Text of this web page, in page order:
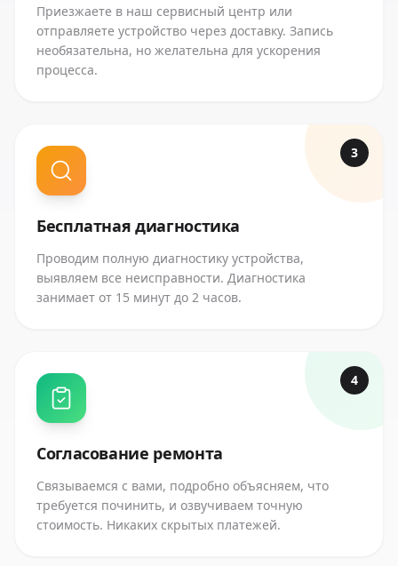
Приезжаете в наш сервисный центр или
отправляете устройство через доставку. Запись
необязательна, но желательна для ускорения
процесса.
3
Бесплатная диагностика
Проводим полную диагностику устройства,
выявляем все неисправности. Диагностика
занимает от 15 минут до 2 часов.
4
Согласование ремонта
Связываемся с вами, подробно объясняем, что
требуется починить, и озвучиваем точную
стоимость. Никаких скрытых платежей.